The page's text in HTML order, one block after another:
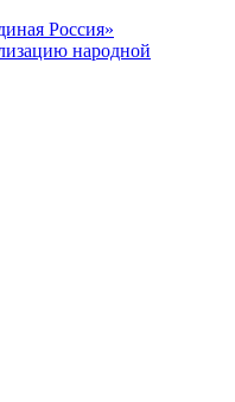
Россия»
народной